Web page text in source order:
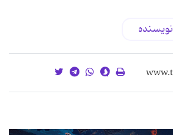
نویسنده